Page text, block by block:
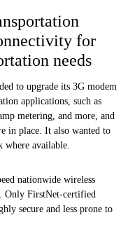
for
needs
to upgrade its 3G modem
applications, such as
metering, and more, and
in place. It also wanted to
where available.
nationwide wireless
Only FirstNet-certified
secure and less prone to